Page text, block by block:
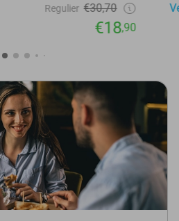
Regulier €30,70
€18,90